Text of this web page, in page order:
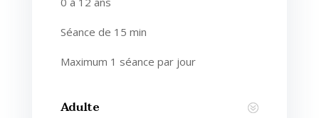
Séance de 15 min
Maximum 1 séance par jour
Adulte